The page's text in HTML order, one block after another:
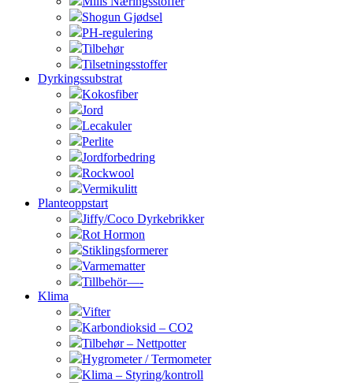
Shogun Gjødsel
PH-regulering
Tilbehør
Tilsetningsstoffer
Dyrkingssubstrat
Kokosfiber
Jord
Lecakuler
Perlite
Jordforbedring
Rockwool
Vermikulitt
Planteoppstart
Jiffy/Coco Dyrkebrikker
Rot Hormon
Stiklingsformerer
Varmematter
Tillbehör—-
Klima
Vifter
Karbondioksid – CO2
Tilbehør – Nettpotter
Hygrometer / Termometer
Klima – Styring/kontroll